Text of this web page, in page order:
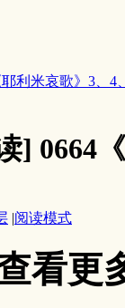
耶利米哀歌》3、4
] 0664
|阅读模式
看更